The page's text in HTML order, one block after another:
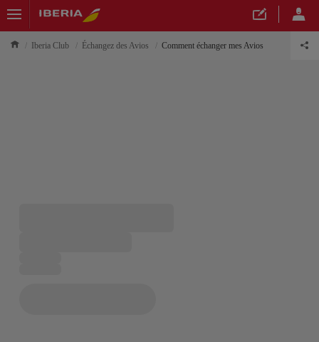
Iberia Club Échangez des Avios Comment échanger mes Avios